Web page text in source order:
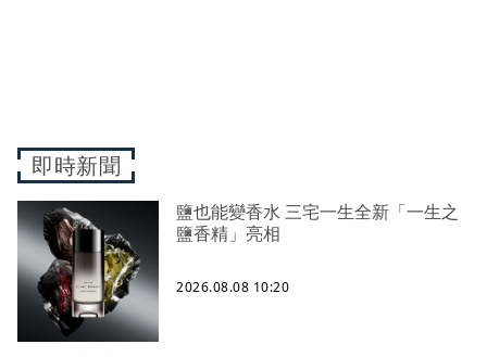
即時新聞
鹽也能變香水 三宅一生全新「一生之
鹽香精」亮相
2026.08.08 10:20